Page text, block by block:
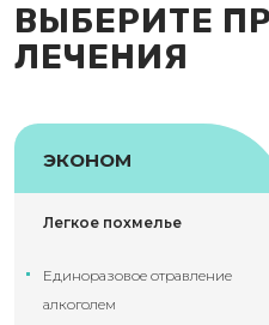
ВЫБЕРИТЕ
ЛЕЧЕНИЯ
ЭКОНОМ
Легкое похмелье
Единоразовое отравление
алкоголем